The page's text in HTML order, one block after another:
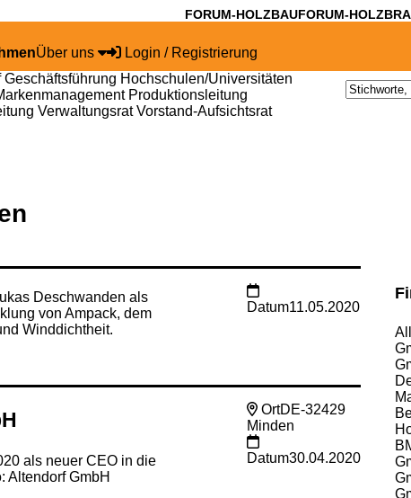
FORUM-HOLZBAUFORUM-
Über uns
Login / Registrierung
Geschäftsführung Hochschulen/Universitäten
Produktionsleitung
Verwaltungsrat Vorstand-Aufsichtsrat
Deschwanden als
von Ampack, dem
Winddichtheit.
Datum11.05.2020
als neuer CEO in die
Altendorf GmbH
OrtDE-32429
Minden
Datum30.04.2020